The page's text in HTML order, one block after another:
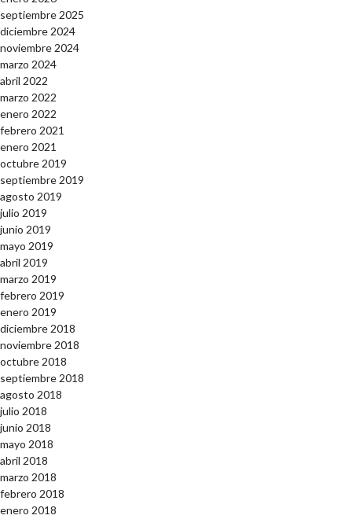
septiembre 2025
diciembre 2024
noviembre 2024
marzo 2024
abril 2022
marzo 2022
enero 2022
febrero 2021
enero 2021
octubre 2019
septiembre 2019
agosto 2019
julio 2019
junio 2019
mayo 2019
abril 2019
marzo 2019
febrero 2019
enero 2019
diciembre 2018
noviembre 2018
octubre 2018
septiembre 2018
agosto 2018
julio 2018
junio 2018
mayo 2018
abril 2018
marzo 2018
febrero 2018
enero 2018